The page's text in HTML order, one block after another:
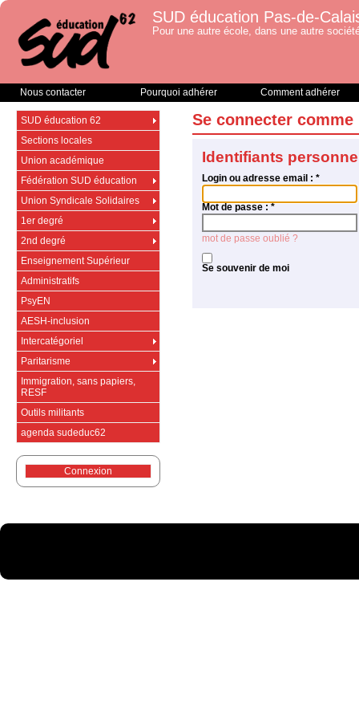
SUD éducation Pas-de-
Pour une autre école, dans une autre
Nous contacter Pourquoi adhérer Comment adhérer
Se connecter
Identifiants
Login ou adresse email : *
Mot de passe :*
mot de passe oublié ?
Se souvenir de moi
SUD éducation 62
Sections locales
Union académique
Fédération SUD éducation
Union Syndicale Solidaires
1er degré
2nd degré
Enseignement Supérieur
Administratifs
PsyEN
AESH-inclusion
Intercatégoriel
Paritarisme
Immigration, sans papiers,
RESF
Outils militants
agenda sudeduc62
Connexion